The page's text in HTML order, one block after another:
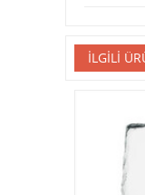
İLGILI